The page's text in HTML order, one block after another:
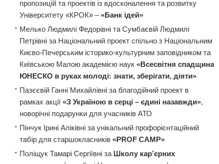
пропозицій та проектів із вдосконалення та розвитку
Університету «КРОК» –«Банк ідей»
Мелько Людмилі Федорівні та Сумбаєвій Людмилі
Петрівні за Національний проект спільно з Національним
Києво-Печерським історико-культурним заповідником та
Київською Малою академією наук «Всесвітня спадщина
ЮНЕСКО в руках молоді: знати, зберігати, діяти»
Пазєєвій Ганні Михайлівні за благодійний проект в
рамках акції «З Україною в серці – єдині назавжди»,
новорічні подарунки для учасників АТО
Пінчук Ірині Аліківні за унікальний профорієнтаційний
табір для старшокласників «PROF CAMP»
Поліщук Тамарі Сергіївні за Школу кар’єрних